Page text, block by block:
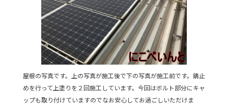
屋根の写真です。上の写真が施工後で下の写真が施工前です。錆止
めを行って上塗りを２回施工しています。今回はボルト部分にキャ
ップも取り付けていますのでなお安心してお過ごしいただけま